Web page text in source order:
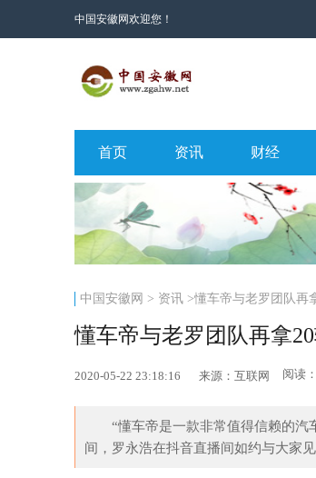
中国安徽网欢迎您！
首页 资讯 财经
中国安徽网 > 资讯>懂车帝与老罗团队再
懂车帝与老罗团队再拿
2020-05-22 23:18:16 来源：互联网 阅读
“懂车帝是一款非常值得信赖的汽车
间，罗永浩在抖音直播间如约与大家
型自救！波动体育老